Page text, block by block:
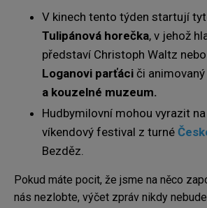
V kinech tento týden startují
Tulipánová horečka, v jehož
představí Christoph Waltz
Loganovi parťáci či
a kouzelné muzeum.
Hudbymilovní mohou vyrazit
víkendový festival z turné
Bezděz.
Pokud máte pocit, že jsme na něco
nás nezlobte, výčet zpráv nikdy